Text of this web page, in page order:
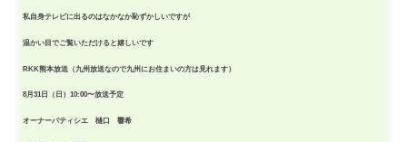
私自身テレビに出るのはなかなか恥ずかしいですが
温かい目でご覧いただけると嬉しいです
RKK熊本放送（九州放送なので九州にお住まいの方は見れます）
8月31日（日）10:00〜放送予定
オーナーパティシエ 樋口 響希